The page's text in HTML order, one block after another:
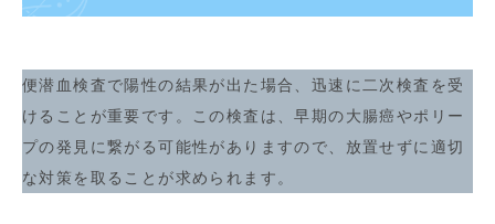
便潜血検査で陽性の結果が出た場合、迅速に二次検査を受
けることが重要です。この検査は、早期の大腸癌やポリー
プの発見に繋がる可能性がありますので、放置せずに適切
な対策を取ることが求められます。